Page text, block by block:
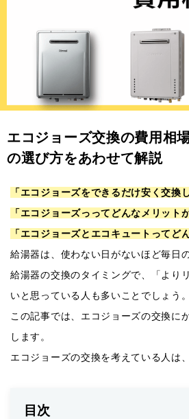
エコジョーズ交換の費用相
の選び方をあわせて解説
「エコジョーズをできるだけ安く交換
「エコジョーズっってどんなメリット
「エコジョーズとエコキュートってど
給湯器は、使わない日がないほど毎日
給湯器の交換のタイミングで、「より
いと思っている人も多いことでしょう。
この記事では、エコジョーズの交換に
します。
エコジョーズの交換を考えている人は
目次